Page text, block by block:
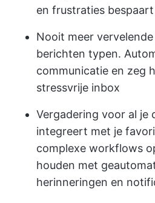
en frustraties bespaart
Nooit meer
berichten typen.
communicatie en zeg
stressvrije inbox
Vergadering voor al je
integreert met je
complexe workflows
houden met
herinneringen en